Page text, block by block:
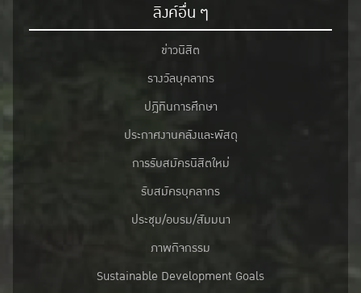
ลิงค์อื่น ๆ
ข่าวนิสิต
รางวัลบุคลากร
ปฎิทินการศึกษา
ประกาศงานคลังและพัสดุ
การรับสมัครนิสิตใหม่
รับสมัครบุคลากร
ประชุม/อบรม/สัมมนา
ภาพกิจกรรม
Sustainable Development Goals